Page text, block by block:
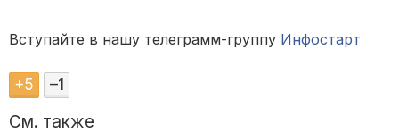
Вступайте в нашу телеграмм-группу Инфостарт
+5 –1
См. также